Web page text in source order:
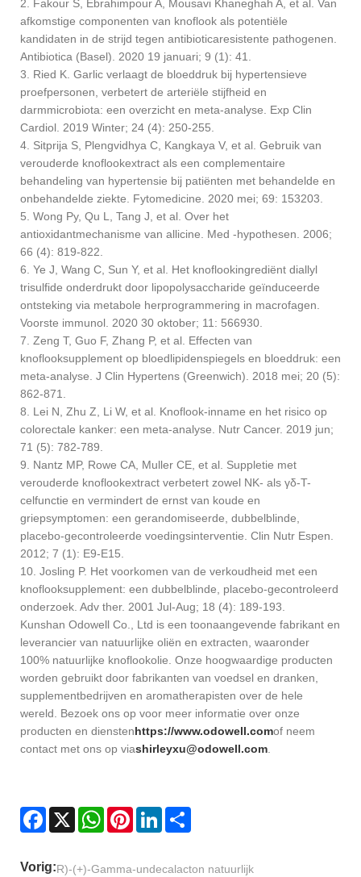
2. Fakour S, Ebrahimpour A, Mousavi Khaneghah A, et al. Van
afkomstige componenten van knoflook als potentiële
kandidaten in de strijd tegen antibioticaresistente pathogenen.
Antibiotica (Basel). 2020 19 januari; 9 (1): 41.
3. Ried K. Garlic verlaagt de bloeddruk bij hypertensieve
proefpersonen, verbetert de arteriële stijfheid en
darmmicrobiota: een overzicht en meta-analyse. Exp Clin
Cardiol. 2019 Winter; 24 (4): 250-255.
4. Sitprija S, Plengvidhya C, Kangkaya V, et al. Gebruik van
verouderde knoflookextract als een complementaire
behandeling van hypertensie bij patiënten met behandelde en
onbehandelde ziekte. Fytomedicine. 2020 mei; 69: 153203.
5. Wong Py, Qu L, Tang J, et al. Over het
antioxidantmechanisme van allicine. Med -hypothesen. 2006;
66 (4): 819-822.
6. Ye J, Wang C, Sun Y, et al. Het knoflookingrediënt diallyl
trisulfide onderdrukt door lipopolysaccharide geïnduceerde
ontsteking via metabole herprogrammering in macrofagen.
Voorste immunol. 2020 30 oktober; 11: 566930.
7. Zeng T, Guo F, Zhang P, et al. Effecten van
knoflooksupplement op bloedlipidenspiegels en bloeddruk: een
meta-analyse. J Clin Hypertens (Greenwich). 2018 mei; 20 (5):
862-871.
8. Lei N, Zhu Z, Li W, et al. Knoflook-inname en het risico op
colorectale kanker: een meta-analyse. Nutr Cancer. 2019 jun;
71 (5): 782-789.
9. Nantz MP, Rowe CA, Muller CE, et al. Suppletie met
verouderde knoflookextract verbetert zowel NK- als γδ-T-
celfunctie en vermindert de ernst van koude en
griepsymptomen: een gerandomiseerde, dubbelblinde,
placebo-gecontroleerde voedingsinterventie. Clin Nutr Espen.
2012; 7 (1): E9-E15.
10. Josling P. Het voorkomen van de verkoudheid met een
knoflooksupplement: een dubbelblinde, placebo-gecontroleerd
onderzoek. Adv ther. 2001 Jul-Aug; 18 (4): 189-193.
Kunshan Odowell Co., Ltd is een toonaangevende fabrikant en
leverancier van natuurlijke oliën en extracten, waaronder
100% natuurlijke knoflookolie. Onze hoogwaardige producten
worden gebruikt door fabrikanten van voedsel en dranken,
supplementbedrijven en aromatherapisten over de hele
wereld. Bezoek ons ​​op voor meer informatie over onze
producten en dienstenhttps://www.odowell.comof neem
contact met ons op viashirleyxu@odowell.com.
Facebook
X WhatsAppPinterestLinkedIn
Vorig:R)-(+)-Gamma-undecalacton natuurlijk